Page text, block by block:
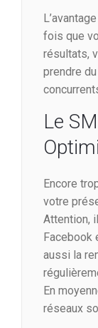
fois que
résultats,
prendre
Le
Encore
votre
Attention,
Facebook
aussi la
En
réseaux